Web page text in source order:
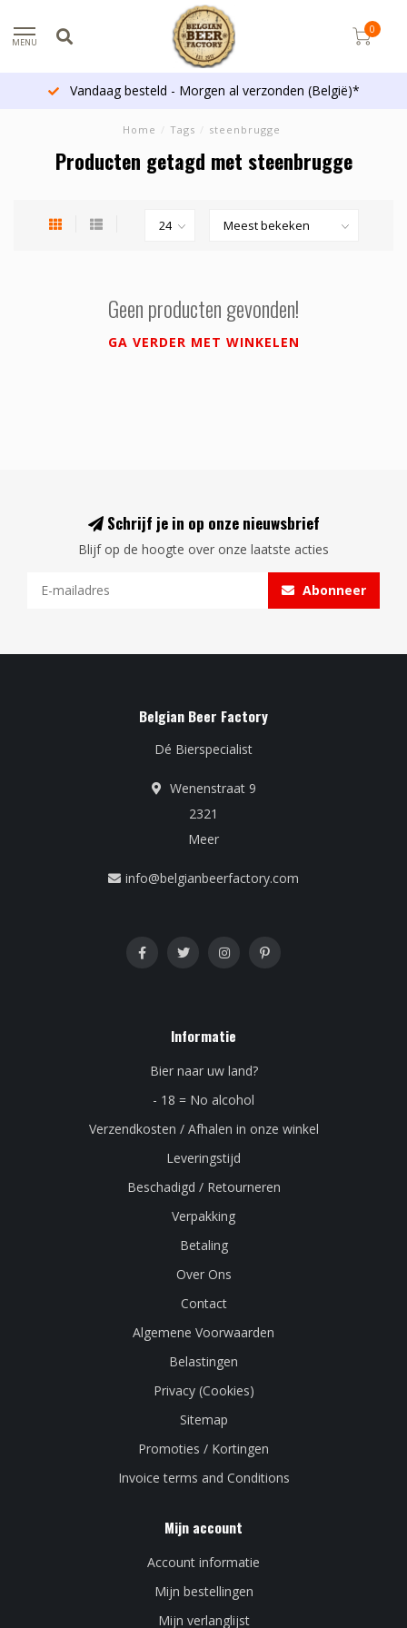
MENU
0
Vandaag besteld - Morgen al verzonden (België)*
Home / Tags / steenbrugge
Producten getagd met steenbrugge
Geen producten gevonden!
GA VERDER MET WINKELEN
Schrijf je in op onze nieuwsbrief
Blijf op de hoogte over onze laatste acties
Abonneer
Belgian Beer Factory
Dé Bierspecialist
Wenenstraat 9
2321
Meer
info@belgianbeerfactory.com
Informatie
Bier naar uw land?
- 18 = No alcohol
Verzendkosten / Afhalen in onze winkel
Leveringstijd
Beschadigd / Retourneren
Verpakking
Betaling
Over Ons
Contact
Algemene Voorwaarden
Belastingen
Privacy (Cookies)
Sitemap
Promoties / Kortingen
Invoice terms and Conditions
Mijn account
Account informatie
Mijn bestellingen
Mijn verlanglijst